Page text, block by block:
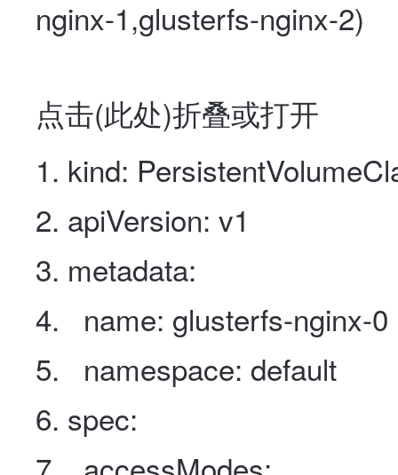
nginx-1,glusterfs-nginx-2)
点击(此处)折叠或打开
kind:
apiVersion: v1
metadata:
name: glusterfs-nginx-0
namespace: default
spec: